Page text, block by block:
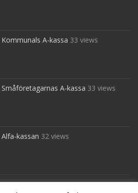
Kommunals A-kassa 33 views
Småföretagarnas A-kassa 33 views
Alfa-kassan 32 views